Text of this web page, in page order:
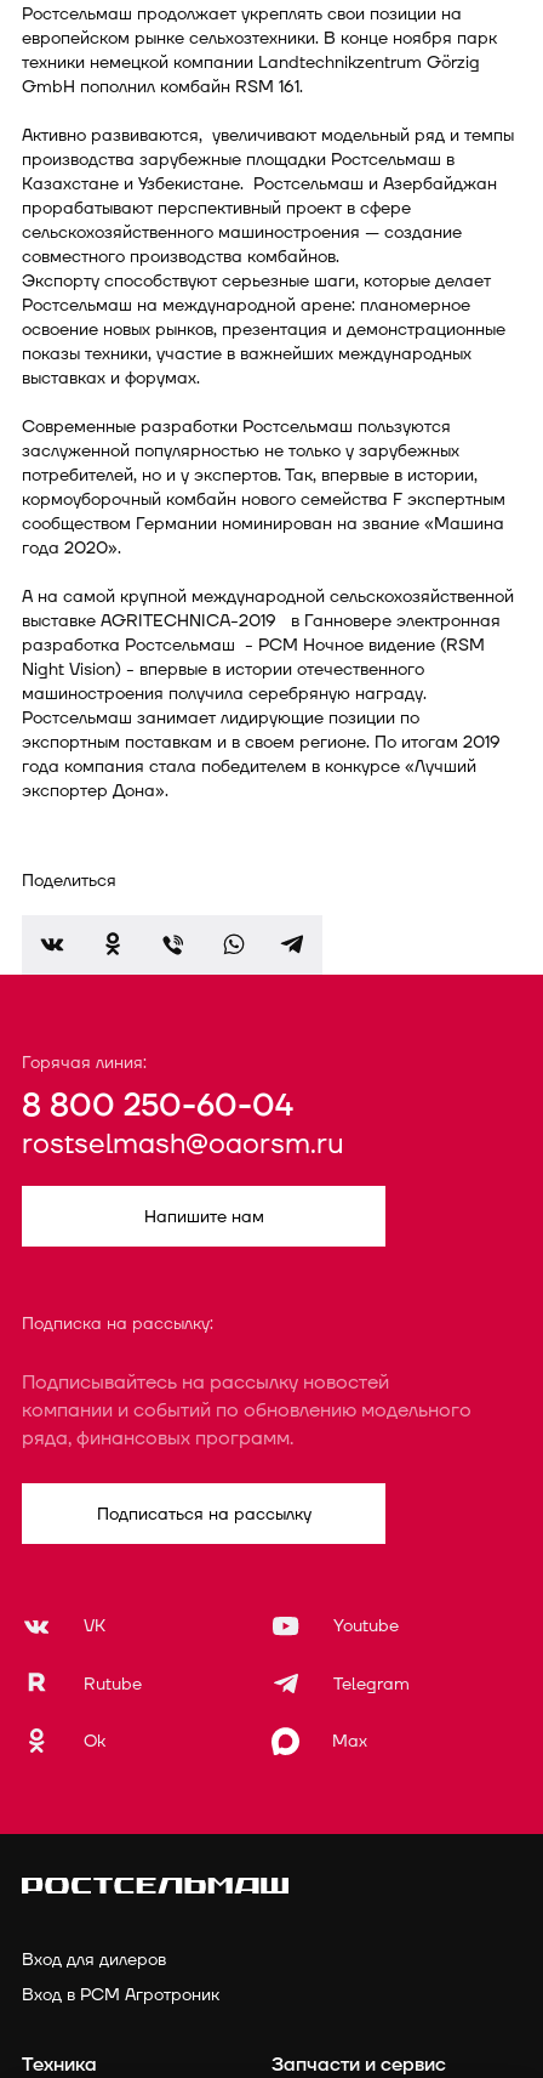
Ростсельмаш продолжает укреплять свои позиции на
европейском рынке сельхозтехники. В конце ноября парк
техники немецкой компании Landtechnikzentrum Görzig
GmbH пополнил комбайн RSM 161.
Активно развиваются, увеличивают модельный ряд и темпы
производства зарубежные площадки Ростсельмаш в
Казахстане и Узбекистане. Ростсельмаш и Азербайджан
прорабатывают перспективный проект в сфере
сельскохозяйственного машиностроения — создание
совместного производства комбайнов.
Экспорту способствуют серьезные шаги, которые делает
Ростсельмаш на международной арене: планомерное
освоение новых рынков, презентация и демонстрационные
показы техники, участие в важнейших международных
выставках и форумах.
Современные разработки Ростсельмаш пользуются
заслуженной популярностью не только у зарубежных
потребителей, но и у экспертов. Так, впервые в истории,
кормоуборочный комбайн нового семейства F экспертным
сообществом Германии номинирован на звание «Машина
года 2020».
А на самой крупной международной сельскохозяйственной
выставке AGRITECHNICA-2019 в Ганновере электронная
разработка Ростсельмаш - РСМ Ночное видение (RSM
Night Vision) - впервые в истории отечественного
машиностроения получила серебряную награду.
Ростсельмаш занимает лидирующие позиции по
экспортным поставкам и в своем регионе. По итогам 2019
года компания стала победителем в конкурсе «Лучший
экспортер Дона».
Поделиться
Горячая линия:
8 800 250-60-04
rostselmash@oaorsm.ru
Напишите нам
Подписка на рассылку:
Подписывайтесь на рассылку новостей
компании и событий по обновлению модельного
ряда, финансовых программ.
Подписаться на рассылку
VK Youtube
Rutube Telegram
Ok Max
Вход для дилеров
Вход в РСМ Агротроник
Техника
Запчасти и сервис